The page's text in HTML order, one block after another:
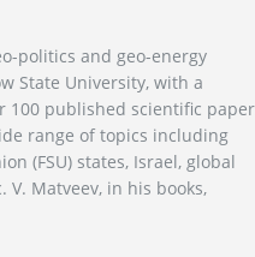
politics and geo-energy
State University, with a
100 published scientific
range of topics including
(FSU) states, Israel, global
Matveev, in his books,